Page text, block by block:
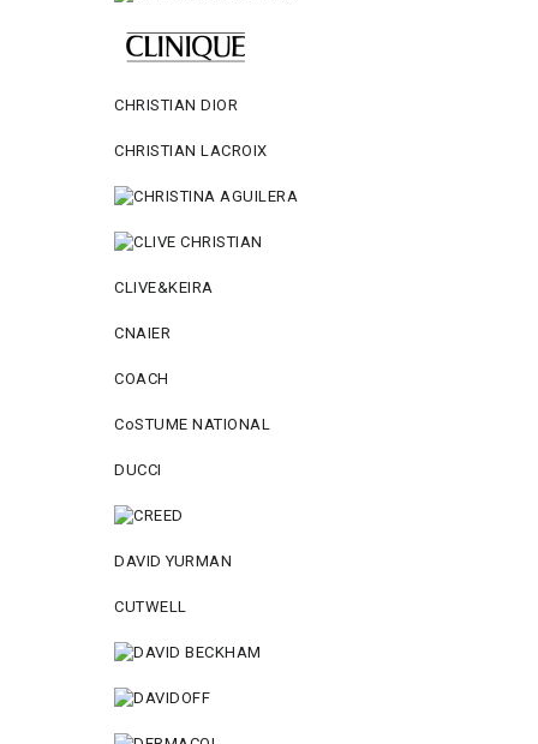
CHRISTIAN DIOR
CHRISTIAN LACROIX
CLIVE&KEIRA
CNAIER
COACH
CoSTUME NATIONAL
DUCCI
DAVID YURMAN
CUTWELL